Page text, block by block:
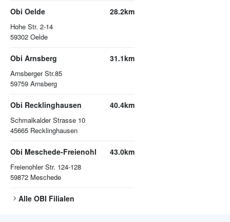
Obi Oelde
Hohe Str. 2-14
59302 Oelde
28.2km
Obi Arnsberg
Arnsberger Str.85
59759 Arnsberg
31.1km
Obi Recklinghausen
Schmalkalder Strasse 10
45665 Recklinghausen
40.4km
Obi Meschede-Freienohl
Freienohler Str. 124-128
59872 Meschede
43.0km
Alle OBI Filialen